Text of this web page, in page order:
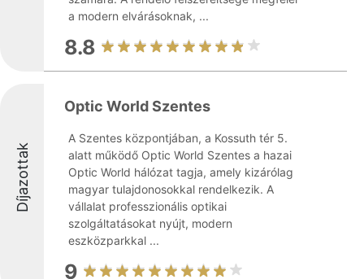
a modern elvárásoknak, ...
8.8
Díjazottak
Optic World Szentes
A Szentes központjában, a Kossuth tér 5.
alatt működő Optic World Szentes a hazai
Optic World hálózat tagja, amely kizárólag
magyar tulajdonosokkal rendelkezik. A
vállalat professzionális optikai
szolgáltatásokat nyújt, modern
eszközparkkal ...
9